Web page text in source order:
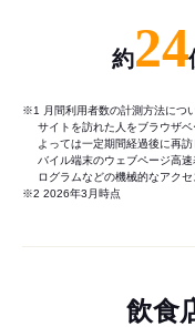
約24
※1 月間利用者数の計測方法につ
サイトを訪れた人をブラウザ
よっては一定期間経過後に再
バイル端末のウェブページ高
ログラムなどの機械的なアク
※2 2026年3月時点
飲食